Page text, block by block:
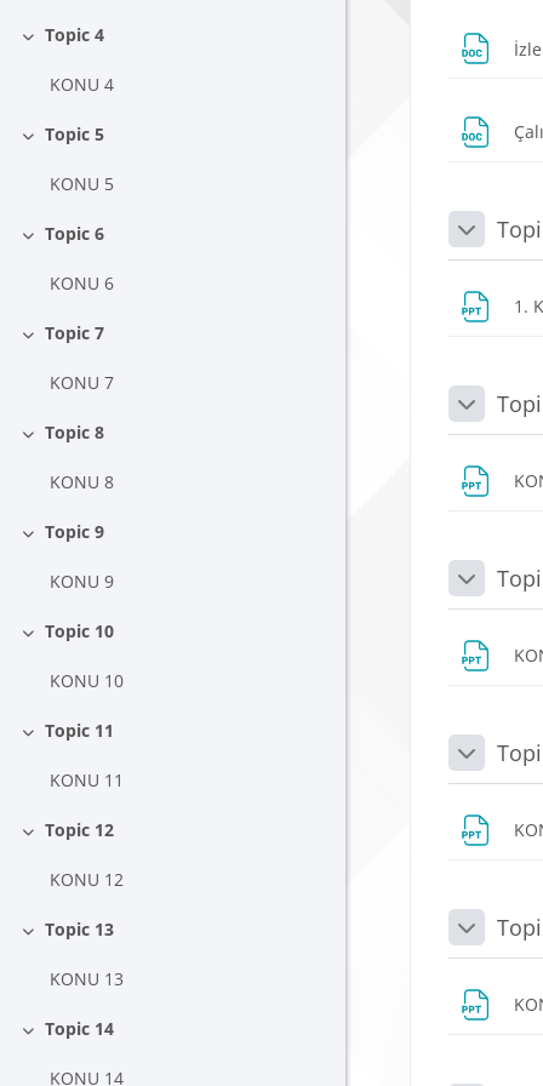
Daralt
Topic 4
KONU 4
Daralt
Topic 5
KONU 5
Daralt
Topic 6
KONU 6
Daralt
Topic 7
KONU 7
Daralt
Topic 8
KONU 8
Daralt
Topic 9
KONU 9
Daralt
Topic 10
KONU 10
Daralt
Topic 11
KONU 11
Daralt
Topic 12
KONU 12
Daralt
Topic 13
KONU 13
Daralt
Topic 14
KONU 14
Daralt
1.
Daralt
Daralt
Daralt
Daralt